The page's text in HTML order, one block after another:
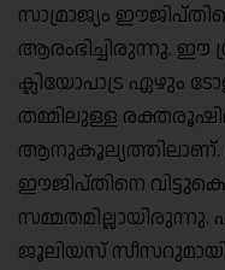
സാമ്രാജ്യം
ആരംഭിച്ചിരുന്നു. ഈ
ക്ലിയോപാട്ര ഏഴും
തമ്മിലുള്ള
ആനുകൂല്യത്തിലാണ്.
ഈജിപ്തിനെ
ജൂലിയസ്